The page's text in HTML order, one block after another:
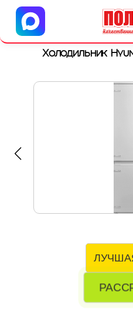
Центр
г. Ульяновск,
Холодильник